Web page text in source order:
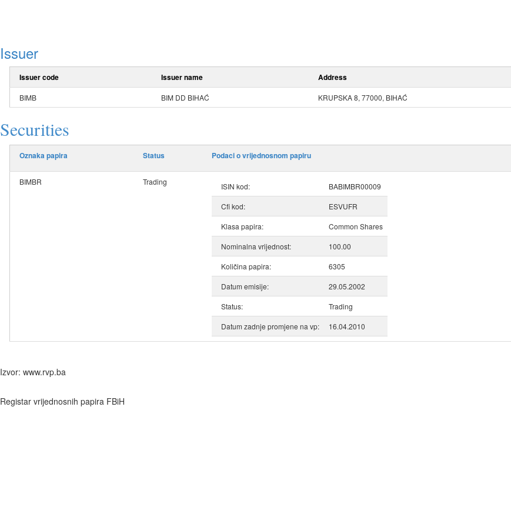
Issuer
Issuer code Issuer name Address
BIMB BIM DD BIHAĆ KRUPSKA 8, 77000, BIHAĆ
Securities
Oznaka papira Status Podaci o vrijednosnom papiru
BIMBR Trading ISIN kod:
BABIMBR00009
Cfi kod:
ESVUFR
Klasa papira:
Common Shares
Nominalna vrijednost:
100.00
Količina papira:
6305
Datum emisije:
29.05.2002
Status:
Trading
Datum zadnje promjene na vp:
16.04.2010
Izvor: www.rvp.ba
Registar vrijednosnih papira FBiH